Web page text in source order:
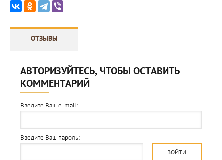
ОТЗЫВЫ
АВТОРИЗУЙТЕСЬ, ЧТОБЫ ОСТАВИТЬ
КОММЕНТАРИЙ
Введите Ваш e-mail:
Введите Ваш пароль:
ВОЙТИ